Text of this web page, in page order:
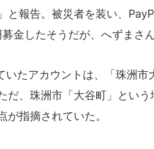
と報告。被災者を装い、
金したそうだが、へずまさ
いたアカウントは、「珠洲
だ、珠洲市「大谷町」とい
が指摘されていた。